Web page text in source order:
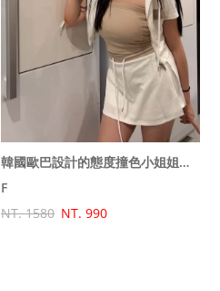
韓國歐巴設計的態度撞色小姐姐套裝(外套+裙子)
F
NT. 1580 NT. 990